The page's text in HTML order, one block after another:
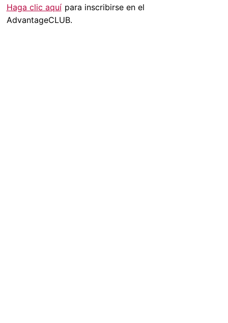
Haga clic aquí para inscribirse en el
AdvantageCLUB.